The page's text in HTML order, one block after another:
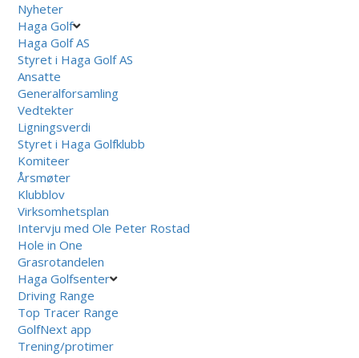
Nyheter
Haga Golf
Haga Golf AS
Styret i Haga Golf AS
Ansatte
Generalforsamling
Vedtekter
Ligningsverdi
Styret i Haga Golfklubb
Komiteer
Årsmøter
Klubblov
Virksomhetsplan
Intervju med Ole Peter Rostad
Hole in One
Grasrotandelen
Haga Golfsenter
Driving Range
Top Tracer Range
GolfNext app
Trening/protimer